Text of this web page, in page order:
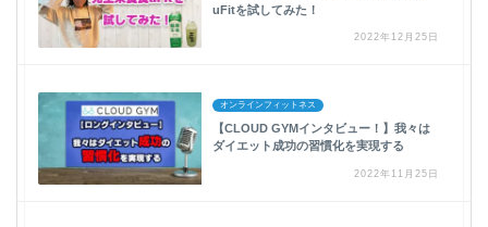
uFitを試してみた！
2022年12月25日
オンラインフィットネス
【CLOUD GYMインタビュー！】我々は
ダイエット成功の習慣化を実現する
2022年11月25日